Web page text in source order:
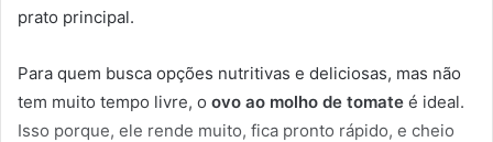
prato principal.
Para quem busca opções nutritivas e deliciosas, mas não
tem muito tempo livre, o ovo ao molho de tomate é ideal.
Isso porque, ele rende muito, fica pronto rápido, e cheio